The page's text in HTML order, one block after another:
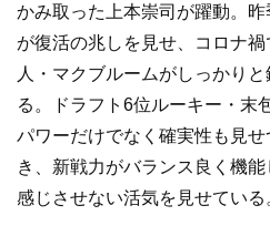
かみ取った上本崇司が躍動。
が復活の兆しを見せ、コロナ
人・マクブルームがしっかり
る。ドラフト6位ルーキー・末
パワーだけでなく確実性も見
き、新戦力がバランス良く機
感じさせない活気を見せている